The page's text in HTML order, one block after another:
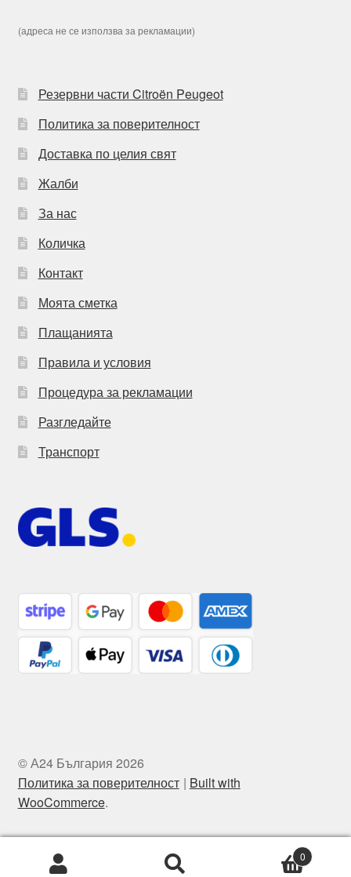
(адреса не се използва за рекламации)
Резервни части Citroën Peugeot
Политика за поверителност
Доставка по целия свят
Жалби
За нас
Количка
Контакт
Моята сметка
Плащанията
Правила и условия
Процедура за рекламации
Разгледайте
Транспорт
© А24 България 2026
Политика за поверителност
Built with
WooCommerce.
Търсене
Търсене
0